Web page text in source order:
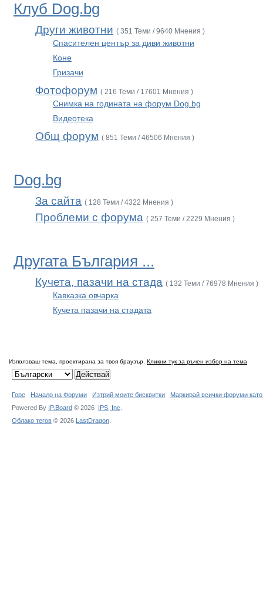
Клуб Dog.bg
Други животни ( 351 Теми / 9640 Мнения )
Спасителен център за диви животни
Коне
Гризачи
Фотофорум ( 216 Теми / 17601 Мнения )
Снимка на годината на форум Dog.bg
Видеотека
Общ форум ( 851 Теми / 46506 Мнения )
Dog.bg
За сайта ( 128 Теми / 4322 Мнения )
Проблеми с форума ( 257 Теми / 2229 Мнения )
Другата България ...
Кучета, пазачи на стада ( 132 Теми / 76978 Мнения )
Кавказка овчарка
Кучета пазачи на стадата
Използваш тема, проектирана за твоя браузър. Кликни тук за ръчен избор на тема
Горе Начало на Форуми Изтрий моите бисквитки
Маркирай всички форуми
Powered By IP.Board © 2026 IPS, Inc
Облако тегов © 2026 LastDragon